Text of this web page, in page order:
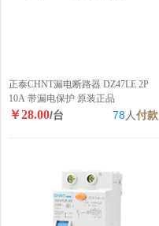
正泰CHNT漏电断路器 DZ47LE 2P
10A 带漏电保护 原装正品
￥28.00/台 78 人付款